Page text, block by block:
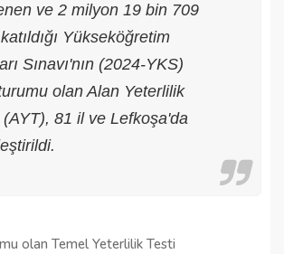
ve 2 milyon 19 bin 709
Yükseköğretim
Sınavı'nın (2024-YKS)
olan Alan Yeterlilik
(AYT), 81 il ve Lefkoşa'da
olan Temel Yeterlilik Testi